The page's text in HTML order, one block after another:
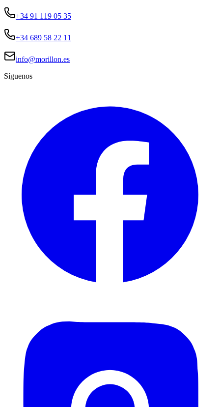
+34 91 119 05 35
+34 689 58 22 11
info@morillon.es
Síguenos